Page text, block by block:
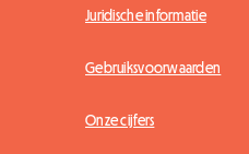
Juridische informatie
Gebruiksvoorwaarden
Onze cijfers